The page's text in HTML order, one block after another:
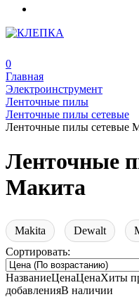
0
Главная
Электроинструмент
Ленточные пилы
Ленточные пилы сетевые
Ленточные пилы сетевые
Ленточные
Макита
Makita Dewalt
Сортировать:
НазваниеЦенаЦенаХиты
добавленияВ наличии